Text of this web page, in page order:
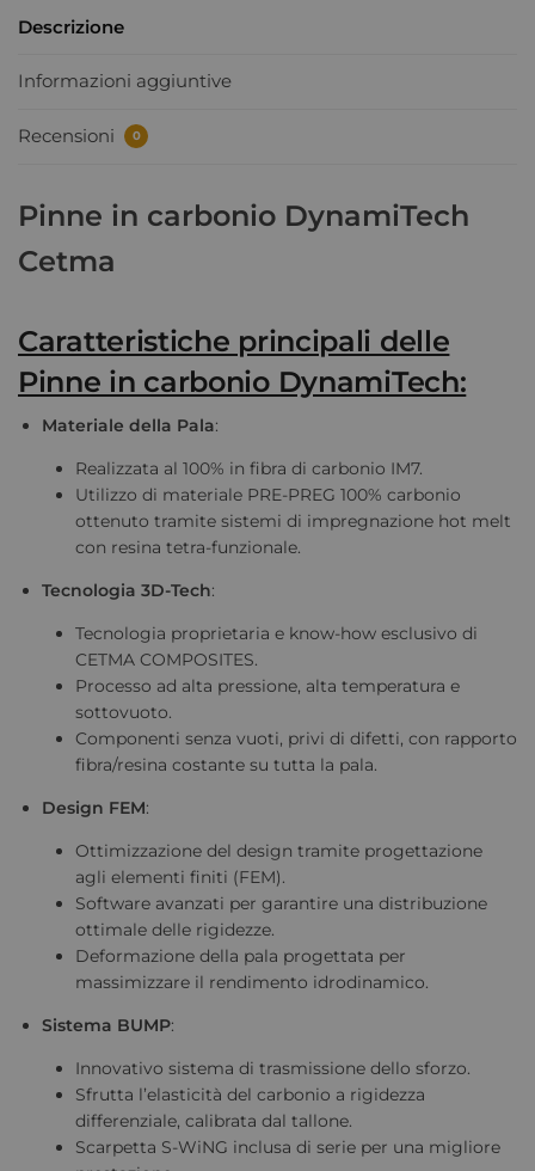
Descrizione
Informazioni aggiuntive
Recensioni 0
Pinne in carbonio DynamiTech
Cetma
Caratteristiche principali delle
Pinne in carbonio DynamiTech:
Materiale della Pala:
Realizzata al 100% in fibra di carbonio IM7.
Utilizzo di materiale PRE-PREG 100% carbonio
ottenuto tramite sistemi di impregnazione hot melt
con resina tetra-funzionale.
Tecnologia 3D-Tech:
Tecnologia proprietaria e know-how esclusivo di
CETMA COMPOSITES.
Processo ad alta pressione, alta temperatura e
sottovuoto.
Componenti senza vuoti, privi di difetti, con rapporto
fibra/resina costante su tutta la pala.
Design FEM:
Ottimizzazione del design tramite progettazione
agli elementi finiti (FEM).
Software avanzati per garantire una distribuzione
ottimale delle rigidezze.
Deformazione della pala progettata per
massimizzare il rendimento idrodinamico.
Sistema BUMP:
Innovativo sistema di trasmissione dello sforzo.
Sfrutta l’elasticità del carbonio a rigidezza
differenziale, calibrata dal tallone.
Scarpetta S-WiNG inclusa di serie per una migliore